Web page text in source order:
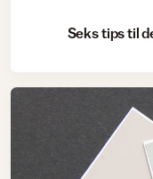
Seks tips til